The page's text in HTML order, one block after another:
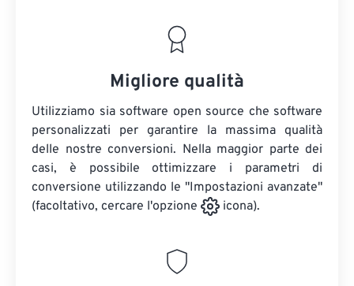
Migliore qualità
Utilizziamo sia software open source che software
personalizzati per garantire la massima qualità
delle nostre conversioni. Nella maggior parte dei
casi, è possibile ottimizzare i parametri di
conversione utilizzando le "Impostazioni avanzate"
(facoltativo, cercare l'opzione
icona).